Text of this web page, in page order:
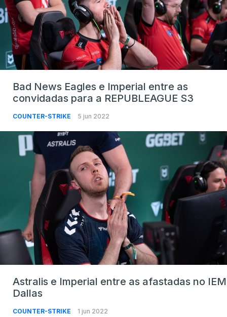
Bad News Eagles e Imperial entre as
convidadas para a REPUBLEAGUE S3
COUNTER-STRIKE 5 jun 2022
Astralis e Imperial entre as afastadas no IEM
Dallas
COUNTER-STRIKE 1 jun 2022